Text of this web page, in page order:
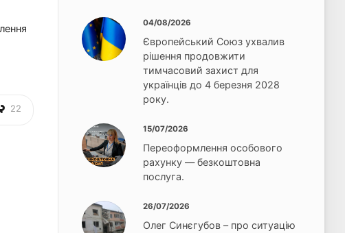
22
04/08/2026
Європейський Союз ухвалив
рішення продовжити
тимчасовий захист для
українців до 4 березня 2028
року.
15/07/2026
Переоформлення особового
рахунку — безкоштовна
послуга.
26/07/2026
Олег Синєгубов – про ситуацію